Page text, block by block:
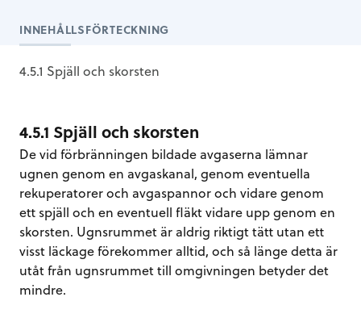
INNEHÅLLSFÖRTECKNING
4.5.1 Spjäll och skorsten
4.5.1 Spjäll och skorsten
De vid förbränningen bildade avgaserna lämnar
ugnen genom en avgaskanal, genom eventuella
rekuperatorer och avgaspannor och vidare genom
ett spjäll och en eventuell fläkt vidare upp genom en
skorsten. Ugnsrummet är aldrig riktigt tätt utan ett
visst läckage förekommer alltid, och så länge detta är
utåt från ugnsrummet till omgivningen betyder det
mindre.